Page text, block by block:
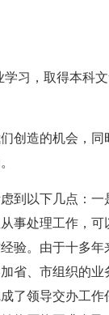
习，取得本科文
创造的机会，同
到以下几点：一
事处理工作，可
验。由于十多年
省、市组织的业
了领导交办工作